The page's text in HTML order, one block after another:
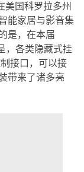
美国科罗拉多州
能家居与影音集
是，在本届
，各类隐藏式挂
接口，可以接
带来了诸多亮